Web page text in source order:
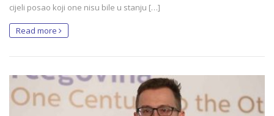
cijeli posao koji one nisu bile u stanju […]
Read more